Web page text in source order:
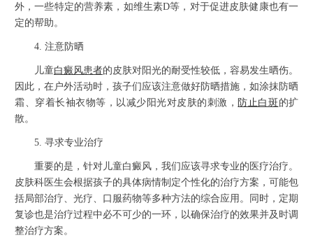
外，一些特定的营养素，如维生素D等，对于促进皮肤健康也有一
定的帮助。
4. 注意防晒
儿童白癜风患者的皮肤对阳光的耐受性较低，容易发生晒伤。
因此，在户外活动时，孩子们应该注意做好防晒措施，如涂抹防晒
霜、穿着长袖衣物等，以减少阳光对皮肤的刺激， 防止白斑 的扩
散。
5. 寻求专业治疗
重要的是，针对儿童白癜风，我们应该寻求专业的医疗治疗。
皮肤科医生会根据孩子的具体病情制定个性化的治疗方案，可能包
括局部治疗、光疗、口服药物等多种方法的综合应用。同时，定期
复诊也是治疗过程中必不可少的一环，以确保治疗的效果并及时调
整治疗方案。